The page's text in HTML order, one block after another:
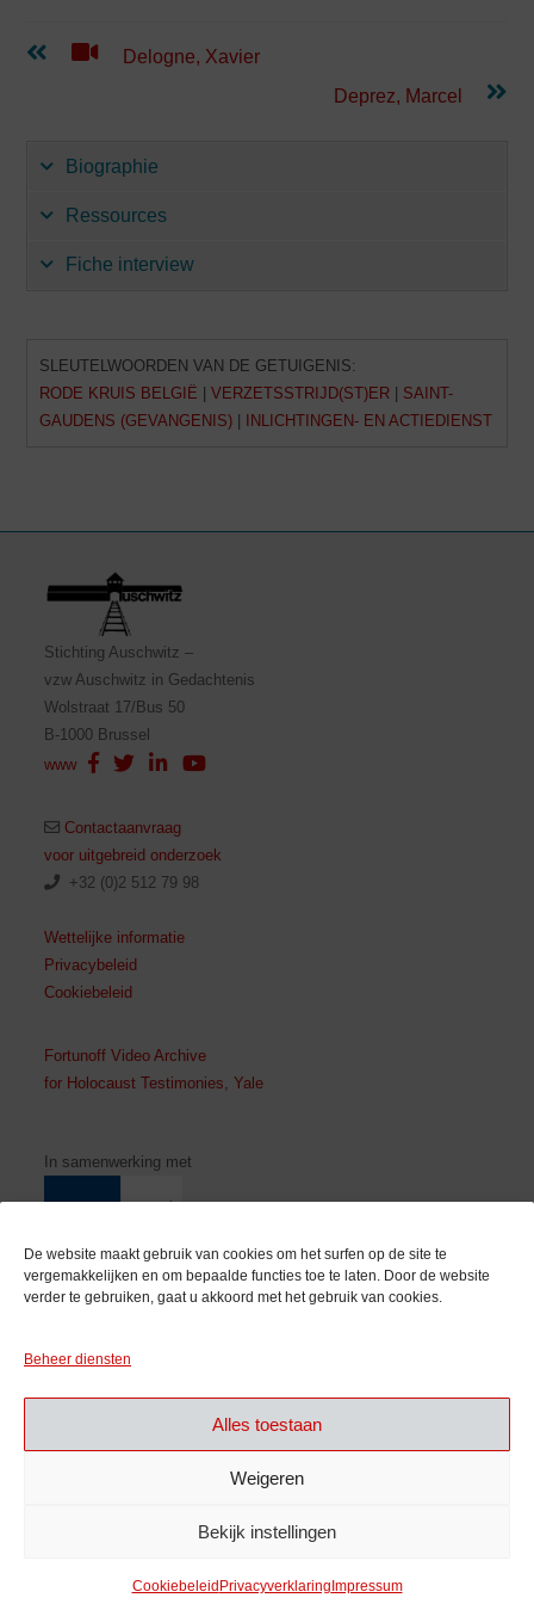
De website maakt gebruik van cookies om het surfen op de site te
vergemakkelijken en om bepaalde functies toe te laten. Door de website
verder te gebruiken, gaat u akkoord met het gebruik van cookies.
Beheer diensten
Alles toestaan
Weigeren
Bekijk instellingen
Cookiebeleid Privacyverklaring Impressum
Lees
verder
Delogne, Xavier
Deprez, Marcel
Biographie
Ressources
Fiche interview
SLEUTELWOORDEN VAN DE GETUIGENIS:
RODE KRUIS BELGIË |VERZETSSTRIJD(ST)ER
SAINT-
GAUDENS (GEVANGENIS)
INLICHTINGEN- EN ACTIEDIENST
Stichting Auschwitz –
vzw Auschwitz in Gedachtenis
Wolstraat 17/Bus 50
B-1000 Brussel
www
Contactaanvraag
voor uitgebreid onderzoek
+32 (0)2 512 79 98
Wettelijke informatie
Privacybeleid
Cookiebeleid
Fortunoff Video Archive
for Holocaust Testimonies, Yale
In samenwerking met